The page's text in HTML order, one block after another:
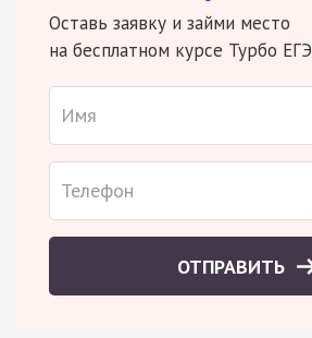
Оставь заявку и займи место
на бесплатном курсе Турбо ЕГЭ
ОТПРАВИТЬ